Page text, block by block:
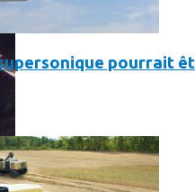
pourrait